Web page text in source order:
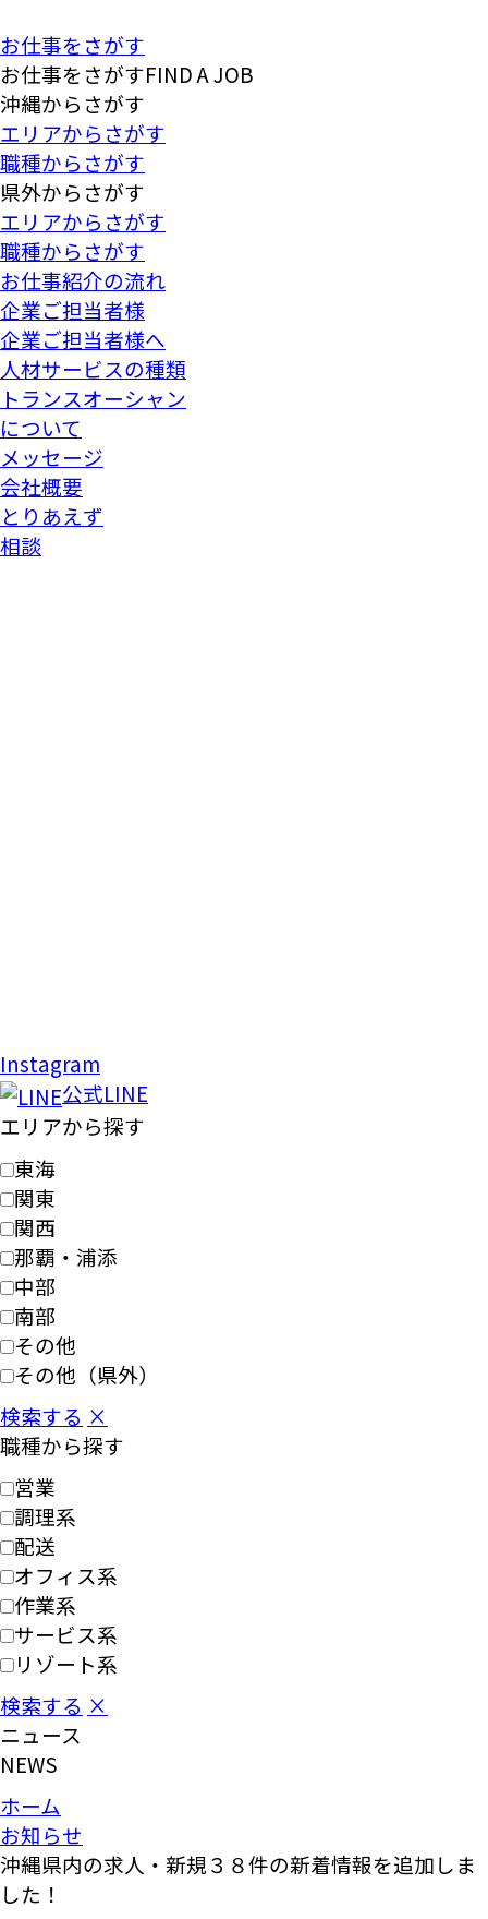
お仕事をさがす
お仕事をさがすFIND A JOB
沖縄からさがす
エリアからさがす
職種からさがす
県外からさがす
エリアからさがす
職種からさがす
お仕事紹介の流れ
企業ご担当者様
企業ご担当者様へ
人材サービスの種類
トランスオーシャン
について
メッセージ
会社概要
とりあえず
相談
Instagram
公式LINE
エリアから探す
東海
関東
関西
那覇・浦添
中部
南部
その他
その他（県外）
検索する ×
職種から探す
営業
調理系
配送
オフィス系
作業系
サービス系
リゾート系
検索する ×
ニュース
NEWS
ホーム
お知らせ
沖縄県内の求人・新規３８件の新着情報を追加しま
した！